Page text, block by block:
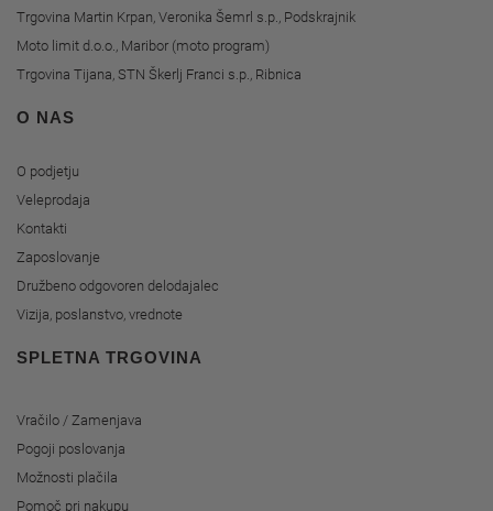
Trgovina Martin Krpan, Veronika Šemrl s.p., Podskrajnik
Moto limit d.o.o., Maribor (moto program)
Trgovina Tijana, STN Škerlj Franci s.p., Ribnica
O NAS
O podjetju
Veleprodaja
Kontakti
Zaposlovanje
Družbeno odgovoren delodajalec
Vizija, poslanstvo, vrednote
SPLETNA TRGOVINA
Vračilo / Zamenjava
Pogoji poslovanja
Možnosti plačila
Pomoč pri nakupu